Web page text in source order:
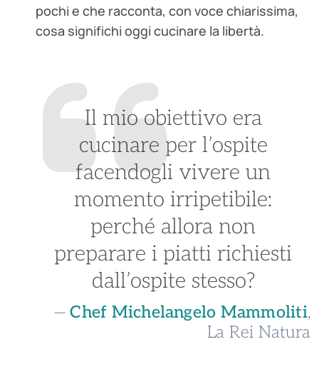
pochi e che racconta, con voce chiarissima,
cosa significhi oggi cucinare la libertà.
Il mio obiettivo era
cucinare per l’ospite
facendogli vivere un
momento irripetibile:
perché allora non
preparare i piatti richiesti
dall’ospite stesso?
—Chef Michelangelo Mammoliti,
La Rei Natura